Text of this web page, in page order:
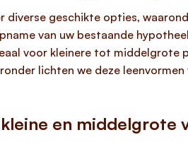
diverse geschikte opties,
van uw bestaande
voor kleinere tot
lichten we deze
en middelgrote